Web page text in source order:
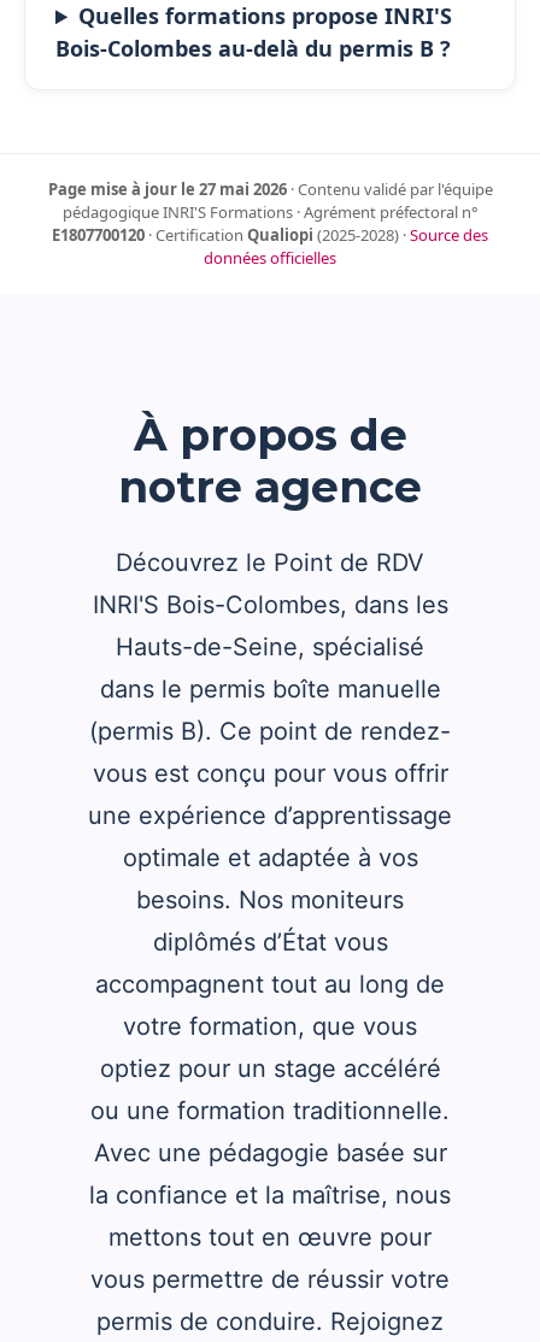
Quelles formations propose INRI'S
Bois-Colombes au-delà du permis B ?
Page mise à jour le 27 mai 2026· Contenu validé par l'équipe
pédagogique INRI'S Formations · Agrément préfectoral n°
E1807700120 · Certification Qualiopi (2025-2028) ·Source des
données officielles
À propos de
notre agence
Découvrez le Point de RDV
INRI'S Bois-Colombes, dans les
Hauts-de-Seine, spécialisé
dans le permis boîte manuelle
(permis B). Ce point de rendez-
vous est conçu pour vous offrir
une expérience d’apprentissage
optimale et adaptée à vos
besoins. Nos moniteurs
diplômés d’État vous
accompagnent tout au long de
votre formation, que vous
optiez pour un stage accéléré
ou une formation traditionnelle.
Avec une pédagogie basée sur
la confiance et la maîtrise, nous
mettons tout en œuvre pour
vous permettre de réussir votre
permis de conduire. Rejoignez